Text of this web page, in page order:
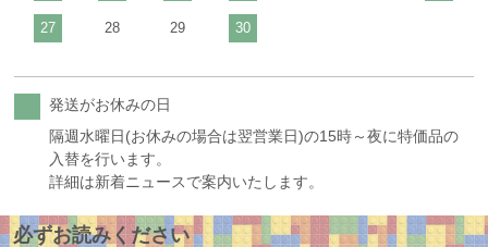
27 28 29 30
発送がお休みの日
隔週水曜日(お休みの場合は翌営業日)の15時～夜に特価品の
入替を行います。
詳細は新着ニュースで案内いたします。
必ずお読みください